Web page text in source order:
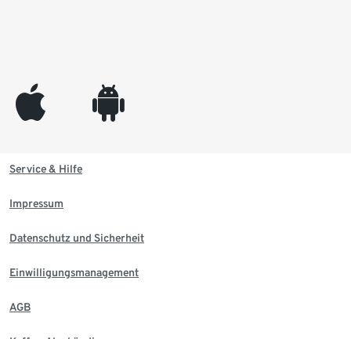
appleinc android
Service & Hilfe
Impressum
Datenschutz und Sicherheit
Einwilligungsmanagement
AGB